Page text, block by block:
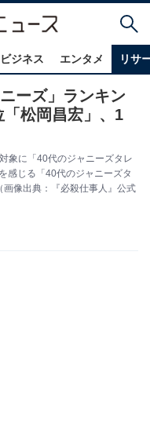
ジネス エンタメ リサ
ーズ」ランキン
松岡昌宏」、1
象に「40代のジャニーズタレ
感じる「40代のジャニーズタ
像出典：『必殺仕事人』公式